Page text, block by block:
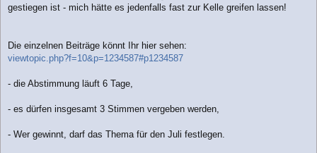
gestiegen ist - mich hätte es jedenfalls fast zur Kelle greifen lassen!
Die einzelnen Beiträge könnt Ihr hier sehen:
viewtopic.php?f=10&p=1234587#p1234587
- die Abstimmung läuft 6 Tage,
- es dürfen insgesamt 3 Stimmen vergeben werden,
- Wer gewinnt, darf das Thema für den Juli festlegen.